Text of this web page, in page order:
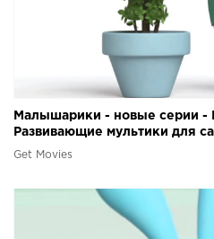
Малышарики - новые серии -
Развивающие мультики для
Get Movies